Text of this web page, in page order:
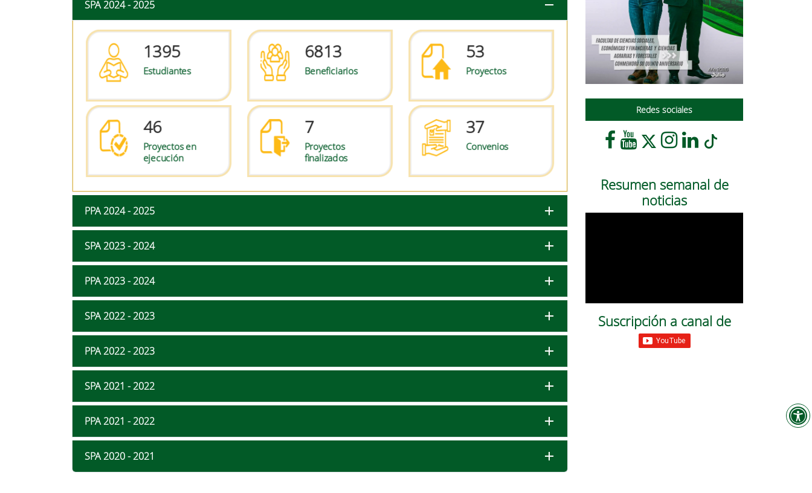
SPA 2024 - 2025
1395
Estudiantes
6813
Beneficiarios
53
Proyectos
46
Proyectos en
ejecución
7
Proyectos
finalizados
37
Convenios
PPA 2024 - 2025
SPA 2023 - 2024
PPA 2023 - 2024
SPA 2022 - 2023
PPA 2022 - 2023
SPA 2021 - 2022
PPA 2021 - 2022
SPA 2020 - 2021
Redes sociales
Resumen semanal de
noticias
Suscripción a canal de